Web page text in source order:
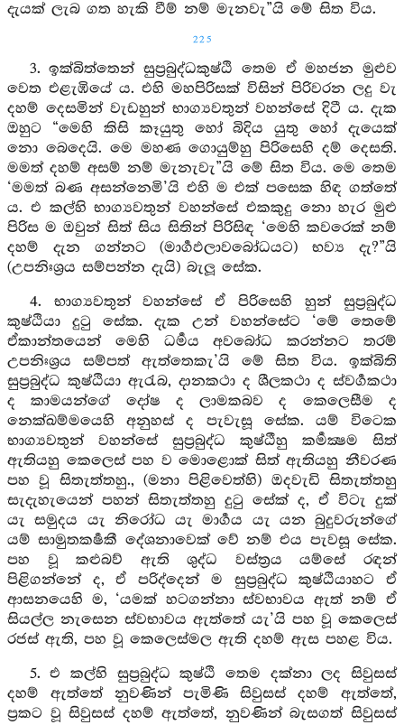
දැයක් ලැබ ගත හැකි වීම් නම් මැනවැ”යි මේ සිත විය.
225
3. ඉක්බිත්තෙන් සුප්‍රබුද්ධකුෂ්ඨි තෙම ඒ මහජන මුළුව
වෙත එළැඹියේ ය. එහි මහපිරිසක් විසින් පිරිවරන ලදු වැ
දහම් දෙසමින් වැඩහුන් භාග්‍යවතුන් වහන්සේ දිටී ය. දැක
ඔහුට “මෙහි කිසි කෑයුතු හෝ බිදිය යුතු හෝ දැයෙක්
නො බෙදෙයි. මෙ මහණ ගොයුම්හු පිරිසෙහි දම් දෙසති.
මමත් දහම් අසම් නම් මැනැවැ”යි මේ සිත විය. මෙ තෙම
‘මමත් බණ අසන්නෙමි’යි එහි ම එක් පසෙක හිඳ ගත්තේ
ය. එ කල්හි භාග්‍යවතුන් වහන්සේ එකකුදු නො හැර මුළු
පිරිස ම ඔවුන් සිත් සිය සිතින් පිරිසිඳ ‘මෙහි කවරෙක් නම්
දහම් දැන ගන්නට (මාර්‍ගඵලාවබෝධයට) භව්‍ය දැ?”යි
(උපනිඃශ්‍රය සම්පන්න දැයි) බැලූ සේක.
4. භාග්‍යවතුන් වහන්සේ ඒ පිරිසෙහි හුන් සුප්‍රබුද්ධ
කුෂ්ඨියා දුටු සේක. දැක උන් වහන්සේට ‘මේ තෙමේ
ඒකාන්තයෙන් මෙහි ධර්‍මය අවබෝධ කරන්නට තරම්
උපනිඃශ්‍රය සම්පත් ඇත්තෙකැ’යි මේ සිත විය. ඉක්බිති
සුප්‍රබුද්ධ කුෂ්ඨියා ඇරැබ, දානකථා ද ශීලකථා ද ස්වර්‍ගකථා
ද කාමයන්ගේ දෝෂ ද ලාමකබව ද කෙලෙසීම ද
නෙක්ඛම්මයෙහි අනුහස් ද පැවැසූ සේක. යම් විටෙක
භාග්‍යවතුන් වහන්සේ සුප්‍රබුද්ධ කුෂ්ඨීහු කර්‍මක්‍ෂම සිත්
ඇතියහු කෙලෙස් පහ ව මොළොක් සිත් ඇතියහු නීවරණ
පහ වූ සිතැත්තහු., (මනා පිළිවෙත්හි) ඔදවැඩි සිතැත්තහු
සැදැහැයෙන් පහන් සිතැත්තහු දුටු සේක් ද, ඒ විටැ දුක්
යැ සමුදය යැ නිරෝධ යැ මාර්‍ගය යැ යන බුදුවරුන්ගේ
යම් සාමුතකර්‍ෂකී දේශනාවෙක් වේ නම් එය පැවසූ සේක.
පහ වූ කළුබව් ඇති ශුද්ධ වස්ත්‍රය යම්සේ රඳන්
පිළිගන්නේ ද, ඒ පරිද්දෙන් ම සුප්‍රබුද්ධ කුෂ්ඨියාහට ඒ
ආසනයෙහි ම, ‘යමක් හටගන්නා ස්වභාවය ඇත් නම් ඒ
සියල්ල නැසෙන ස්වභාවය ඇත්තේ යැ’යි පහ වූ කෙලෙස්
රජස් ඇති, පහ වූ කෙලෙස්මල ඇති දහම් ඇස පහළ විය.
5. එ කල්හි සුප්‍රබුද්ධ කුෂ්ඨි තෙම දක්නා ලද සිවුසස්
දහම් ඇත්තේ නුවණින් පැමිණි සිවුසස් දහම් ඇත්තේ,
ප්‍රකට වූ සිවුසස් දහම් ඇත්තේ, නුවණින් බැසගත් සිවුසස්